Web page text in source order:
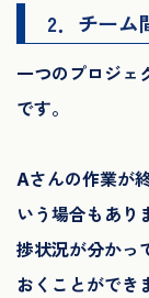
2．チーム
一つのプロジェ
です。
Aさんの作業が
いう場合もあり
捗状況が分かっ
おくことができ